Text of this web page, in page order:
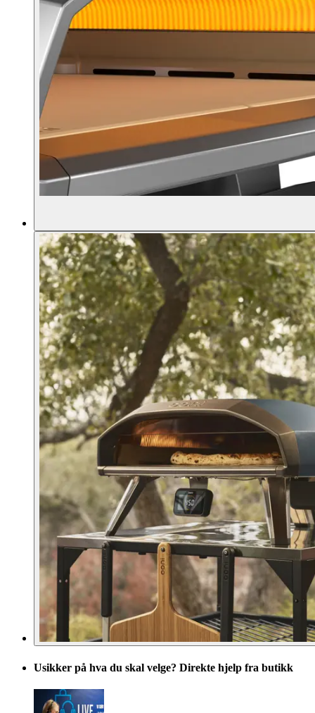
Usikker på hva du skal velge? Direkte hjelp fra butikk